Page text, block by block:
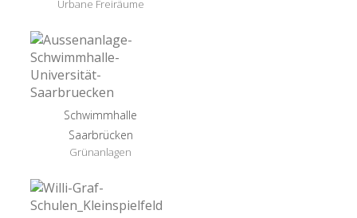
Urbane Freiräume
Schwimmhalle
Saarbrücken
Grünanlagen